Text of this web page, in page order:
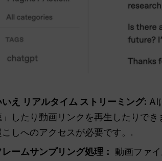
え リアルタイム ストリーミング: AI
」したり動画リンクを再生したりで
こしへのアクセスが必要です。.
レームサンプリング処理：
動画ファ